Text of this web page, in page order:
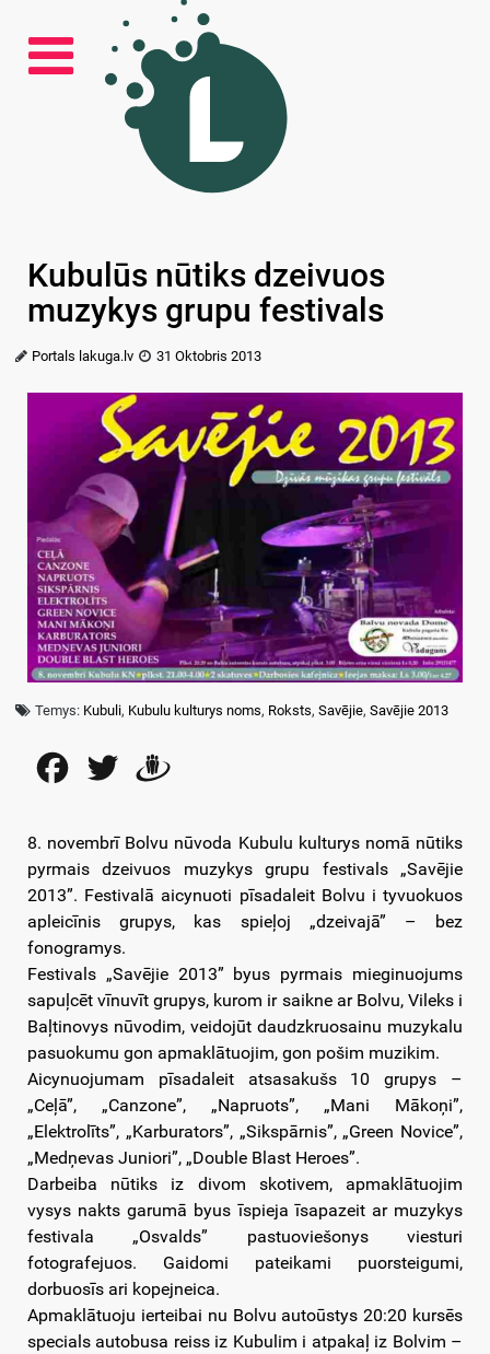
Kubulūs nūtiks dzeivuos
muzykys grupu festivals
Portals lakuga.lv 31 Oktobris 2013
Temys: Kubuli, Kubulu kulturys noms, Roksts,Savējie,Savējie 2013
FacebookTwitter
8. novembrī Bolvu nūvoda Kubulu kulturys nomā nūtiks
pyrmais dzeivuos muzykys grupu festivals „Savējie
2013”. Festivalā aicynuoti pīsadaleit Bolvu i tyvuokuos
apleicīnis grupys, kas spieļoj „dzeivajā” – bez
fonogramys.
Festivals „Savējie 2013” byus pyrmais mieginuojums
sapuļcēt vīnuvīt grupys, kurom ir saikne ar Bolvu, Vileks i
Baļtinovys nūvodim, veidojūt daudzkruosainu muzykalu
pasuokumu gon apmaklātuojim, gon pošim muzikim.
Aicynuojumam pīsadaleit atsasakušs 10 grupys –
„Ceļā”, „Canzone”, „Napruots”, „Mani Mākoņi”,
„Elektrolīts”, „Karburators”, „Sikspārnis”, „Green Novice”,
„Medņevas Juniori”, „Double Blast Heroes”.
Darbeiba nūtiks iz divom skotivem, apmaklātuojim
vysys nakts garumā byus īspieja īsapazeit ar muzykys
festivala „Osvalds” pastuoviešonys viesturi
fotografejuos. Gaidomi pateikami puorsteigumi,
dorbuosīs ari kopejneica.
Apmaklātuoju ierteibai nu Bolvu autoūstys 20:20 kursēs
specials autobusa reiss iz Kubulim i atpakaļ iz Bolvim –